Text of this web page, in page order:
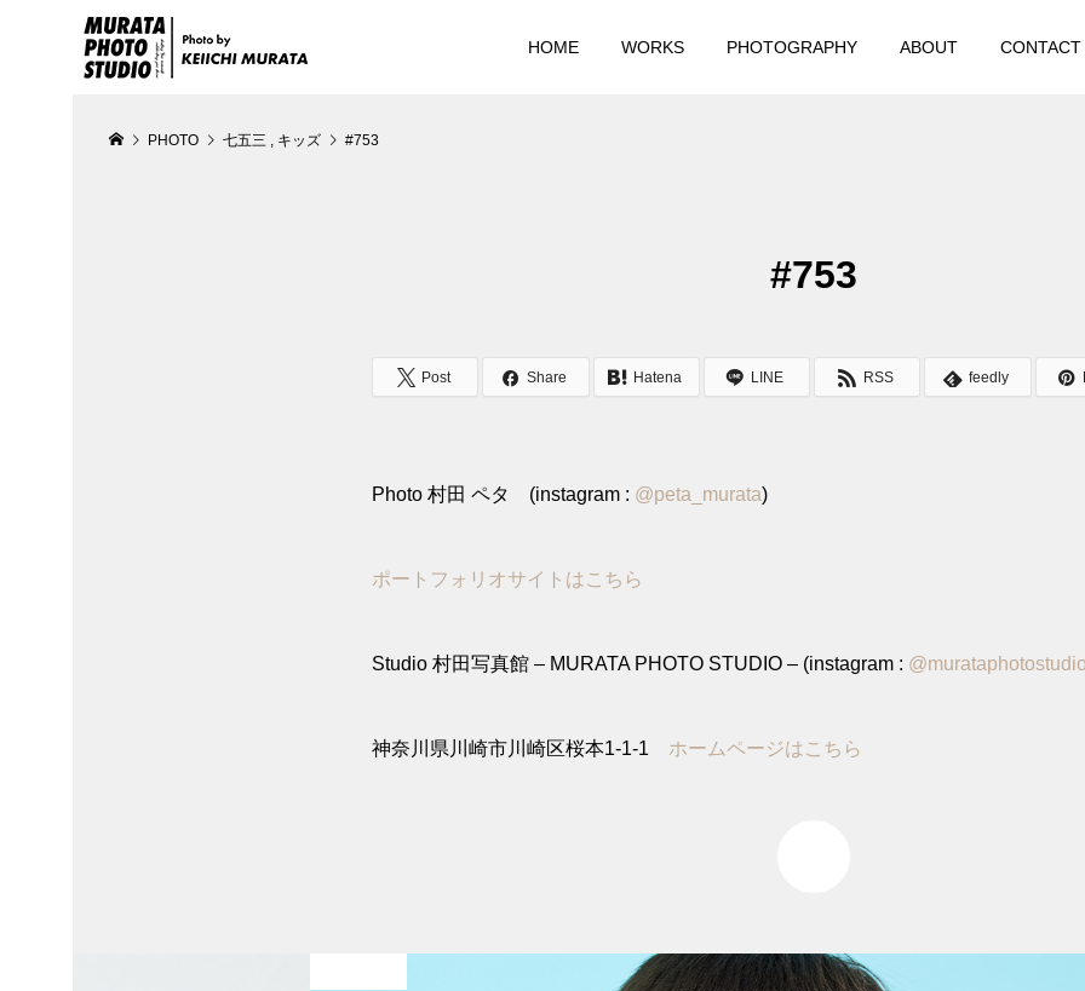
HOME WORKS PHOTOGRAPHY ABOUT CONTACT
PHOTO 七五三 , キッズ #753
#753
Post Share Hatena LINE RSS feedly
Photo 村田 ペタ (instagram : @peta_murata)
ポートフォリオサイトはこちら
Studio 村田写真館 – MURATA PHOTO STUDIO – (instagram :
神奈川県川崎市川崎区桜本1-1-1 ホームページはこちら